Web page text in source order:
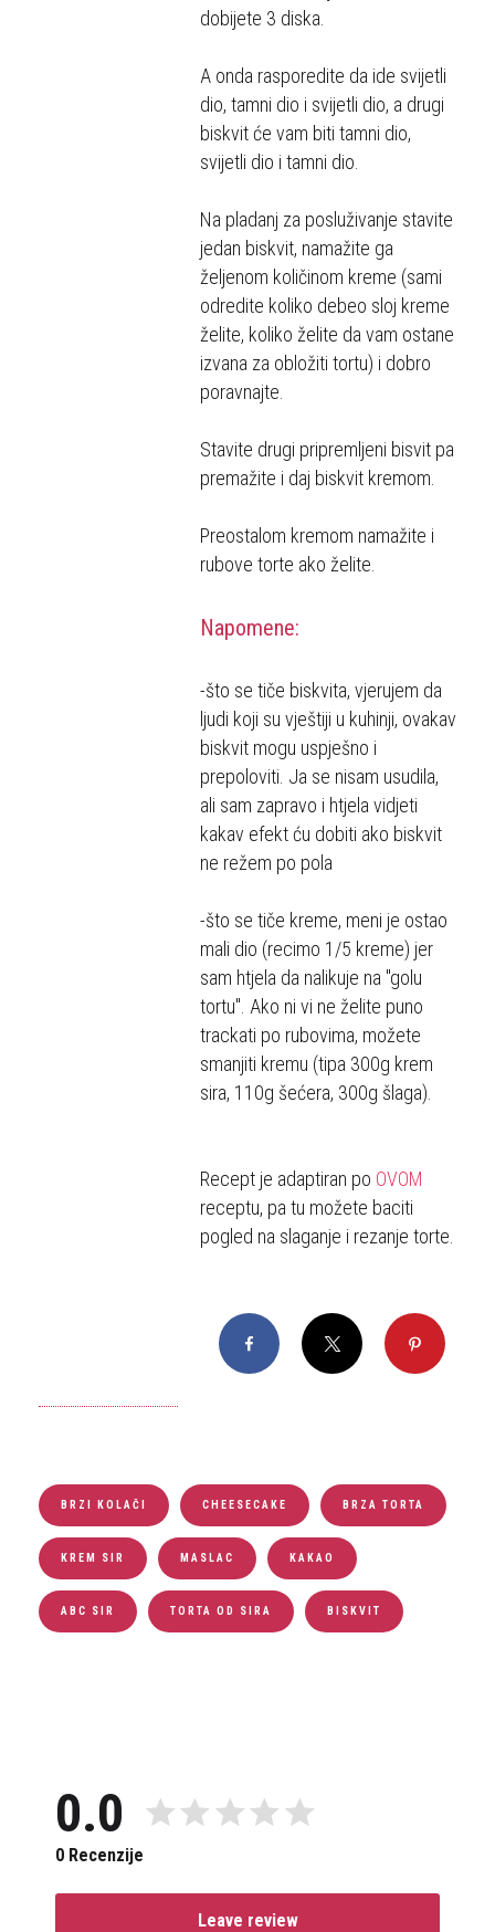
dobijete 3 diska.
A onda rasporedite da ide svijetli
dio, tamni dio i svijetli dio, a drugi
biskvit će vam biti tamni dio,
svijetli dio i tamni dio.
Na pladanj za posluživanje stavite
jedan biskvit, namažite ga
željenom količinom kreme (sami
odredite koliko debeo sloj kreme
želite, koliko želite da vam ostane
izvana za obložiti tortu) i dobro
poravnajte.
Stavite drugi pripremljeni bisvit pa
premažite i daj biskvit kremom.
Preostalom kremom namažite i
rubove torte ako želite.
Napomene:
-što se tiče biskvita, vjerujem da
ljudi koji su vještiji u kuhinji, ovakav
biskvit mogu uspješno i
prepoloviti. Ja se nisam usudila,
ali sam zapravo i htjela vidjeti
kakav efekt ću dobiti ako biskvit
ne režem po pola
-što se tiče kreme, meni je ostao
mali dio (recimo 1/5 kreme) jer
sam htjela da nalikuje na "golu
tortu". Ako ni vi ne želite puno
trackati po rubovima, možete
smanjiti kremu (tipa 300g krem
sira, 110g šećera, 300g šlaga).
Recept je adaptiran po OVOM
receptu, pa tu možete baciti
pogled na slaganje i rezanje torte.
Facebook X Pinterest
BRZI KOLAČI CHEESECAKE BRZA TORTA
KREM SIR MASLAC KAKAO
ABC SIR TORTA OD SIRA BISKVIT
0.0
0 Recenzije
Leave review